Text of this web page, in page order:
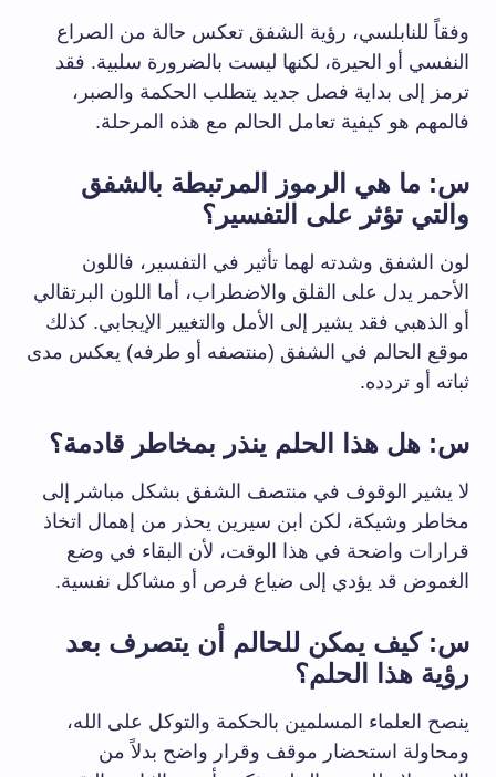
وفقاً للنابلسي، رؤية الشفق تعكس حالة من الصراع
النفسي أو الحيرة، لكنها ليست بالضرورة سلبية. فقد
ترمز إلى بداية فصل جديد يتطلب الحكمة والصبر،
فالمهم هو كيفية تعامل الحالم مع هذه المرحلة.
س: ما هي الرموز المرتبطة بالشفق
والتي تؤثر على التفسير؟
لون الشفق وشدته لهما تأثير في التفسير، فاللون
الأحمر يدل على القلق والاضطراب، أما اللون البرتقالي
أو الذهبي فقد يشير إلى الأمل والتغيير الإيجابي. كذلك
موقع الحالم في الشفق (منتصفه أو طرفه) يعكس مدى
ثباته أو تردده.
س: هل هذا الحلم ينذر بمخاطر قادمة؟
لا يشير الوقوف في منتصف الشفق بشكل مباشر إلى
مخاطر وشيكة، لكن ابن سيرين يحذر من إهمال اتخاذ
قرارات واضحة في هذا الوقت، لأن البقاء في وضع
الغموض قد يؤدي إلى ضياع فرص أو مشاكل نفسية.
س: كيف يمكن للحالم أن يتصرف بعد
رؤية هذا الحلم؟
ينصح العلماء المسلمين بالحكمة والتوكل على الله،
ومحاولة استحضار موقف وقرار واضح بدلاً من